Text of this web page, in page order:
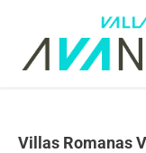
Villas Romanas